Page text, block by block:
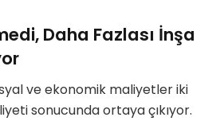
Daha Fazlası İnşa
ve ekonomik maliyetler iki
sonucunda ortaya çıkıyor.